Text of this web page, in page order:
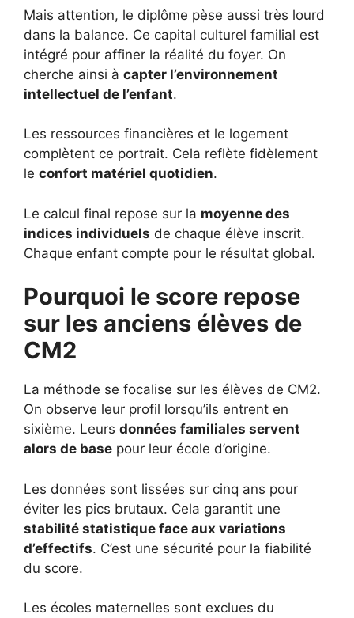
Mais attention, le diplôme pèse aussi très lourd
dans la balance. Ce capital culturel familial est
intégré pour affiner la réalité du foyer. On
cherche ainsi à capter l’environnement
intellectuel de l’enfant.
Les ressources financières et le logement
complètent ce portrait. Cela reflète fidèlement
le confort matériel quotidien.
Le calcul final repose sur la moyenne des
indices individuels de chaque élève inscrit.
Chaque enfant compte pour le résultat global.
Pourquoi le score repose
sur les anciens élèves de
CM2
La méthode se focalise sur les élèves de CM2.
On observe leur profil lorsqu’ils entrent en
sixième. Leurs données familiales servent
alors de base pour leur école d’origine.
Les données sont lissées sur cinq ans pour
éviter les pics brutaux. Cela garantit une
stabilité statistique face aux variations
d’effectifs. C’est une sécurité pour la fiabilité
du score.
Les écoles maternelles sont exclues du